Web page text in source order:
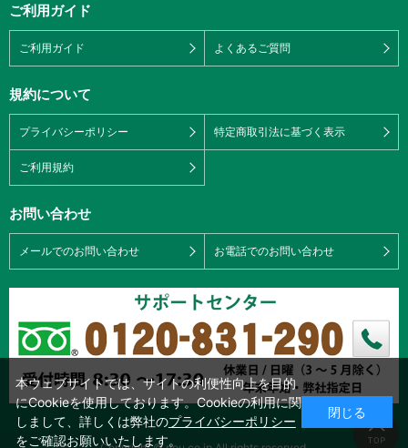
ご利用ガイド
ご利用ガイド よくあるご質問
規約について
プライバシーポリシー 特定商取引法に基づく表示
ご利用規約
お問い合わせ
メールでのお問い合わせ お電話でのお問い合わせ
本ウェブサイトでは、サイトの利便性向上を目的
にCookieを使用しております。Cookieの利用に関
しまして、詳しくは弊社のプライバシーポリシー
をご確認お願いいたします。
閉じる